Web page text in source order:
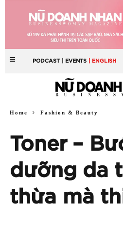
PODCAST | EVENTS | ENGLISH
Home Fashion & Beauty
Toner –
dưỡng da
thừa mà